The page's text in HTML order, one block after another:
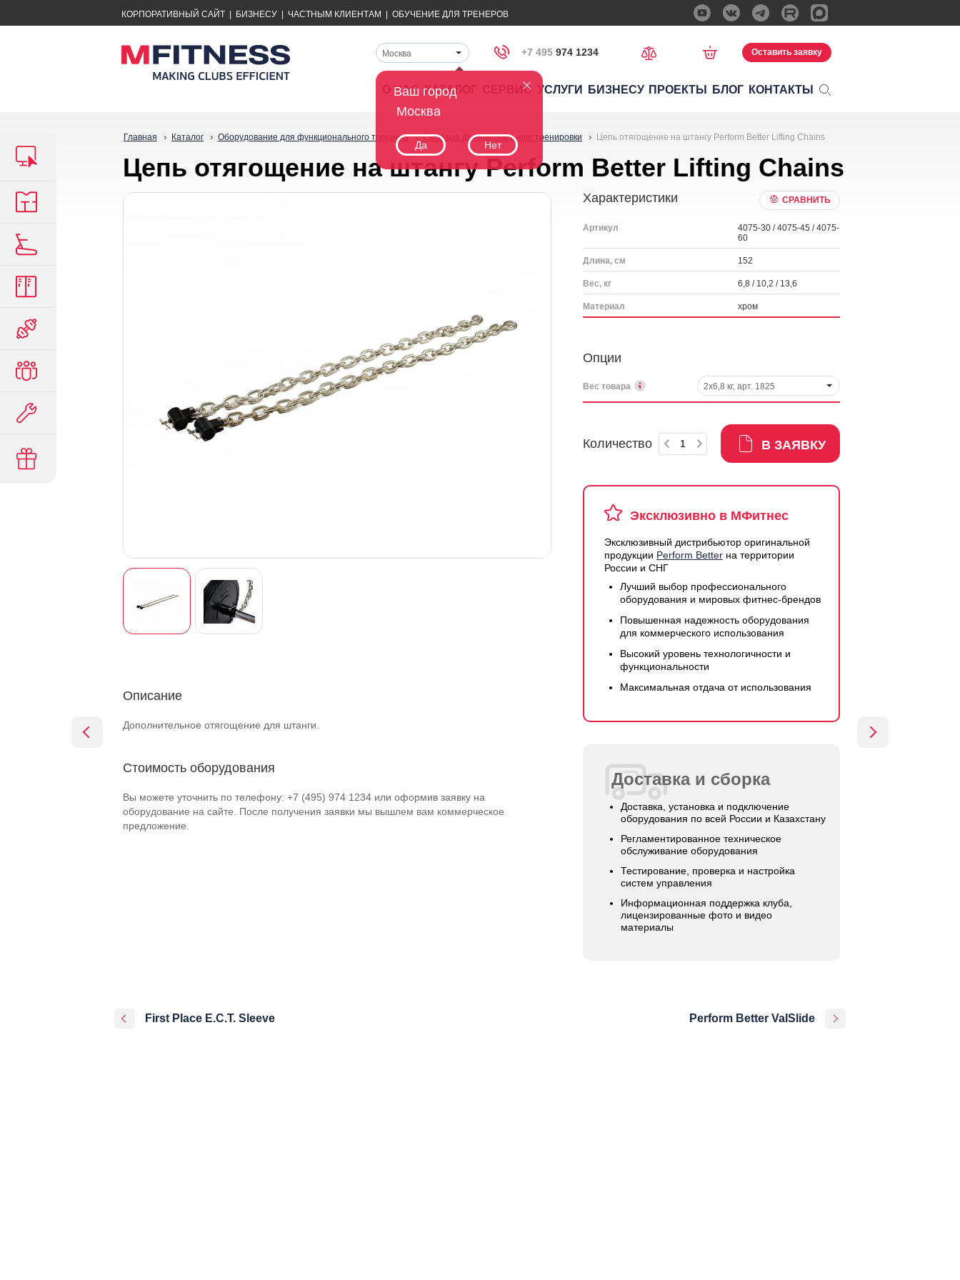
КОРПОРАТИВНЫЙ САЙТ БИЗНЕСУ ЧАСТНЫМ КЛИЕНТАМ ОБУЧЕНИЕ ДЛЯ ТРЕНЕРОВ
Ваш город
Москва
Да Нет
Москва +7 495 974 1234 Оставить заявку
О НАС КАТАЛОГ СЕРВИС УСЛУГИ БИЗНЕСУ ПРОЕКТЫ БЛОГ КОНТАКТЫ
Главная Каталог Оборудование для функционального тренинга Силовые функциональные тренировки Цепь отягощение на штангу Perform Better Lifting Chains
Цепь отягощение на штангу Perform Better Lifting Chains
Характеристики СРАВНИТЬ
Артикул
4075-30 / 4075-45 / 4075-
60
Длина, см 152
Вес, кг 6,8 / 10,2 / 13,6
Материал хром
Опции
Вес товара 2x6,8 кг, арт. 1825
Количество В ЗАЯВКУ
Эксклюзивно в МФитнес
Эксклюзивный дистрибьютор оригинальной
продукции Perform Better на территории
России и СНГ
Лучший выбор профессионального
оборудования и мировых фитнес-брендов
Повышенная надежность оборудования
для коммерческого использования
Высокий уровень технологичности и
функциональности
Максимальная отдача от использования
Доставка и сборка
Доставка, установка и подключение
оборудования по всей России и Казахстану
Регламентированное техническое
обслуживание оборудования
Тестирование, проверка и настройка
систем управления
Информационная поддержка клуба,
лицензированные фото и видео
материалы
Описание
Дополнительное отягощение для штанги.
Стоимость оборудования
Вы можете уточнить по телефону: +7 (495) 974 1234 или оформив заявку на
оборудование на сайте. После получения заявки мы вышлем вам коммерческое
предложение.
First Place E.C.T. Sleeve Perform Better ValSlide